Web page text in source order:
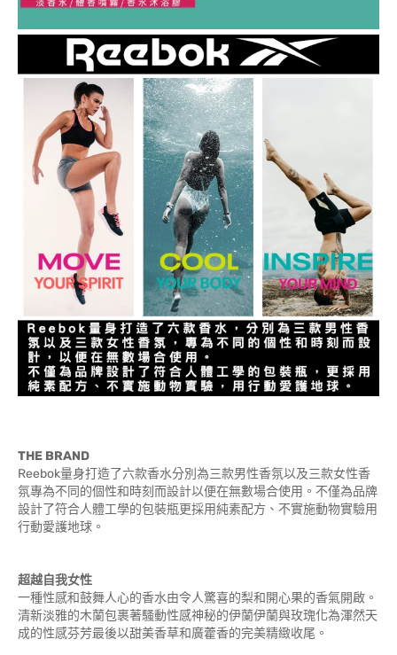
THE BRAND
Reebok量身打造了六款香水分別為三款男性香氛以及三款女性香
氛專為不同的個性和時刻而設計以便在無數場合使用。不僅為品牌
設計了符合人體工學的包裝瓶更採用純素配方、不實施動物實驗用
行動愛護地球。
超越自我女性
一種性感和鼓舞人心的香水由令人驚喜的梨和開心果的香氣開啟。
清新淡雅的木蘭包裹著騷動性感神秘的伊蘭伊蘭與玫瑰化為渾然天
成的性感芬芳最後以甜美香草和廣藿香的完美精緻收尾。